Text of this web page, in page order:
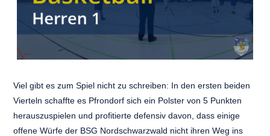
Viel gibt es zum Spiel nicht zu schreiben: In den ersten beiden
Vierteln schaffte es Pfrondorf sich ein Polster von 5 Punkten
herauszuspielen und profitierte defensiv davon, dass einige
offene Würfe der BSG Nordschwarzwald nicht ihren Weg ins